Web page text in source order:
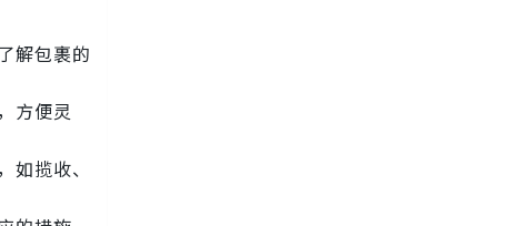
解包裹的
方便灵
揽收、